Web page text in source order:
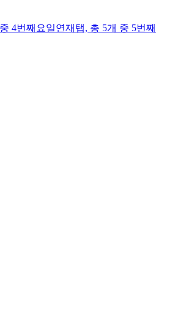
4번째 요일연재 탭, 총 5개 중 5번째